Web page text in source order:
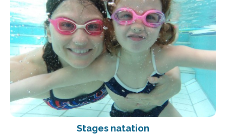
Stages natation